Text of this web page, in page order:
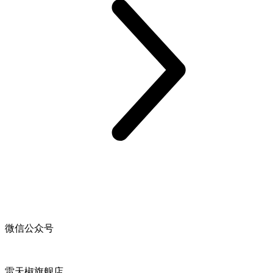
微信公众号